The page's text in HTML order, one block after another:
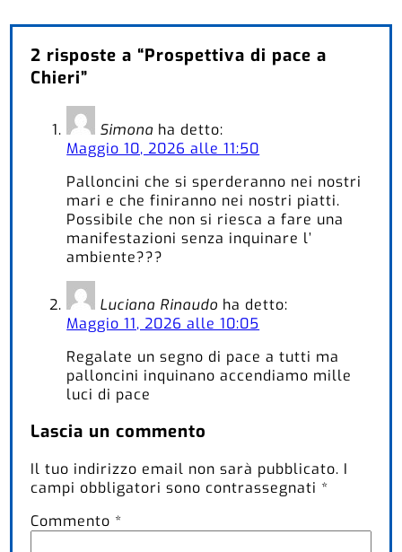
2 risposte a “Prospettiva di pace a
Chieri”
Simona ha detto:
Maggio 10, 2026 alle 11:50
Palloncini che si sperderanno nei nostri
mari e che finiranno nei nostri piatti.
Possibile che non si riesca a fare una
manifestazioni senza inquinare l’
ambiente???
Luciana Rinaudo ha detto:
Maggio 11, 2026 alle 10:05
Regalate un segno di pace a tutti ma
palloncini inquinano accendiamo mille
luci di pace
Lascia un commento
Il tuo indirizzo email non sarà pubblicato. I
campi obbligatori sono contrassegnati *
Commento *